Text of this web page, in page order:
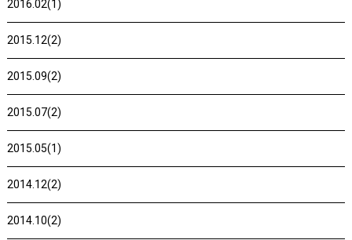
2016.02(1)
2015.12(2)
2015.09(2)
2015.07(2)
2015.05(1)
2014.12(2)
2014.10(2)